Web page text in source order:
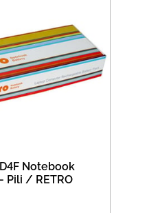
Notebook
Pili / RETRO